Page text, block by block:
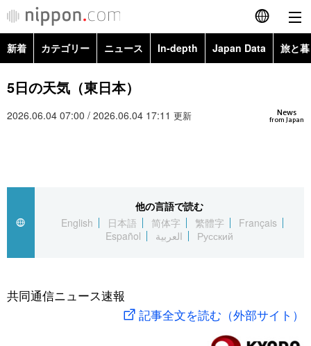
English
العربية
社会
旅と暮らし
新着 カテゴリー ニュース In-depth Japan Data 旅と
政治・外交
経済・ビジネス
社会
文化
科学・技術
暮らし
Images
お知らせ
5日の天気（東日本）
News
from Japan
2026.06.04 07:00 / 2026.06.04 17:11 更新
他の言語で読む
English
日本語 简体字 繁體字
Français
Español
العربية Русский
共同通信ニュース速報
記事全文を読む（外部サイト）